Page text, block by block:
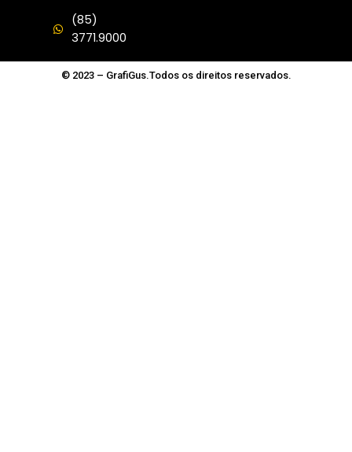
(85)
3771.9000
© 2023 – GrafiGus.Todos os direitos reservados.